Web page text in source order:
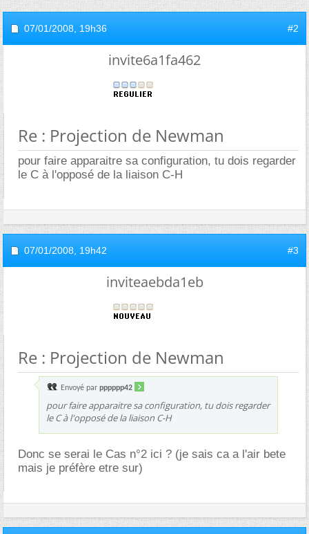
07/01/2008, 19h36 #2
invite6a1fa462
Re : Projection de Newman
pour faire apparaitre sa configuration, tu dois regarder
le C à l'opposé de la liaison C-H
07/01/2008, 19h42 #3
inviteaebda1eb
Re : Projection de Newman
Envoyé par pppppp42
pour faire apparaitre sa configuration, tu dois regarder
le C à l'opposé de la liaison C-H
Donc se serai le Cas n°2 ici ? (je sais ca a l'air bete
mais je préfère etre sur)